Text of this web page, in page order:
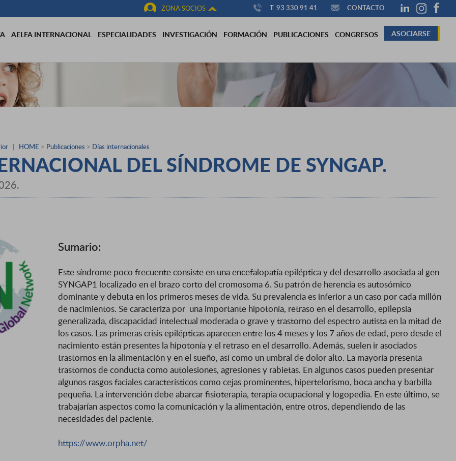
ZONA SOCIOS T. 93 330 91 41 CONTACTO
AELFA INTERNACIONAL ESPECIALIDADES INVESTIGACIÓN FORMACIÓN PUBLICACIONES CONGRESOS ASOCIARSE
| HOME > Publicaciones > Días internacionales
DEL SÍNDROME DE SYNGAP.
Sumario:
Este síndrome poco frecuente consiste en una encefalopatía epiléptica y del desarrollo asociada al gen
SYNGAP1 localizado en el brazo corto del cromosoma 6. Su patrón de herencia es autosómico
dominante y debuta en los primeros meses de vida. Su prevalencia es inferior a un caso por cada millón
de nacimientos. Se caracteriza por una importante hipotonía, retraso en el desarrollo, epilepsia
generalizada, discapacidad intelectual moderada o grave y trastorno del espectro autista en la mitad de
los casos. Las primeras crisis epilépticas aparecen entre los 4 meses y los 7 años de edad, pero desde el
nacimiento están presentes la hipotonía y el retraso en el desarrollo. Además, suelen ir asociados
trastornos en la alimentación y en el sueño, así como un umbral de dolor alto. La mayoría presenta
trastornos de conducta como autolesiones, agresiones y rabietas. En algunos casos pueden presentar
algunos rasgos faciales característicos como cejas prominentes, hipertelorismo, boca ancha y barbilla
pequeña. La intervención debe abarcar fisioterapia, terapia ocupacional y logopedia. En este último, se
trabajarían aspectos como la comunicación y la alimentación, entre otros, dependiendo de las
necesidades del paciente.
https://www.orpha.net/